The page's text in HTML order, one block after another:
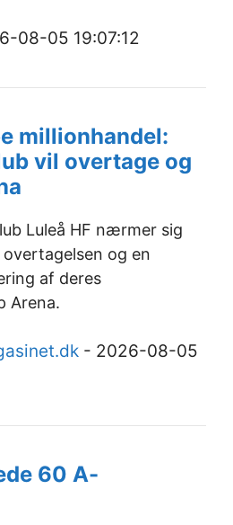
08-05 19:07:12
millionhandel:
vil overtage og
Luleå HF nærmer sig
og en
af deres
Arena.
- 2026-08-05
60 A-